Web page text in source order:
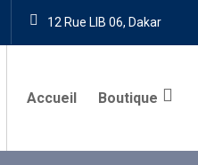
12 Rue LIB 06, Dakar
Accueil Boutique